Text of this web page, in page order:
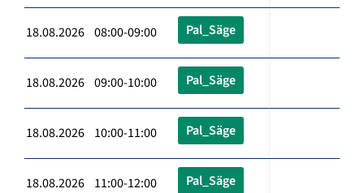
18.08.2026 08:00-09:00 Pal_Säge
18.08.2026 09:00-10:00 Pal_Säge
18.08.2026 10:00-11:00 Pal_Säge
18.08.2026 11:00-12:00 Pal_Säge